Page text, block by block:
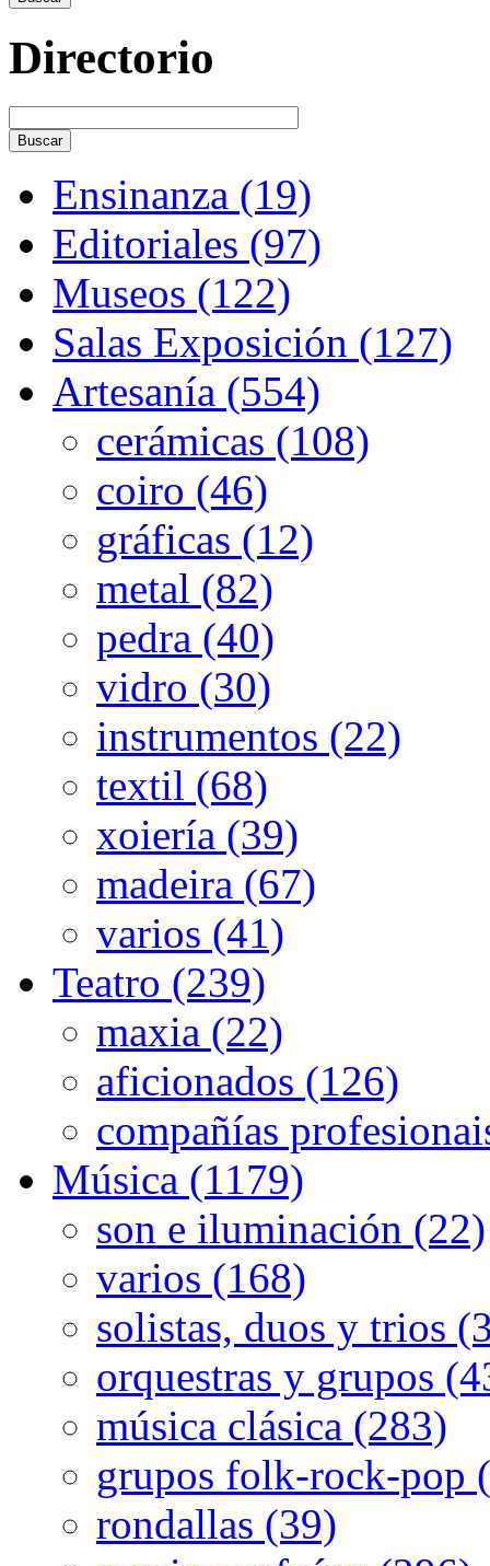
Directorio
Ensinanza (19)
Editoriales (97)
Museos (122)
Salas Exposición (127)
Artesanía (554)
cerámicas (108)
coiro (46)
gráficas (12)
metal (82)
pedra (40)
vidro (30)
instrumentos (22)
textil (68)
xoiería (39)
madeira (67)
varios (41)
Teatro (239)
maxia (22)
aficionados (126)
compañías
Música (1179)
son e iluminación (22)
varios (168)
solistas, duos y trios
orquestras y grupos
música clásica (283)
grupos folk-rock-pop
rondallas (39)